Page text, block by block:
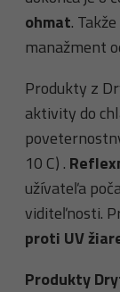
ohmat.
manažment
Produkty z
aktivity do
10 C) .
užívateľa
viditeľnosti.
proti UV
Produkty